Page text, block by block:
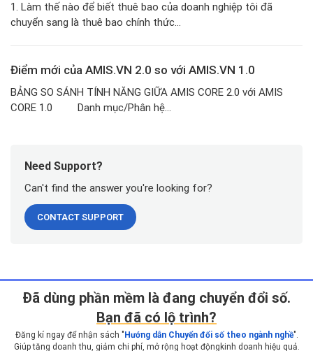
1. Làm thế nào để biết thuê bao của doanh nghiệp tôi đã
chuyển sang là thuê bao chính thức...
Điểm mới của AMIS.VN 2.0 so với AMIS.VN 1.0
BẢNG SO SÁNH TÍNH NĂNG GIỮA AMIS CORE 2.0 với AMIS
CORE 1.0 Danh mục/Phân hệ...
Need Support?
Can't find the answer you're looking for?
CONTACT SUPPORT
Ðã dùng phần mềm là đang chuyển đổi số.
Bạn đã có lộ trình?
Đăng kí ngay để nhận sách " Hướng dẫn Chuyển đổi số theo ngành nghề".
Giúp tăng doanh thu, giảm chi phí, mở rộng hoạt động kinh doanh hiệu quả.